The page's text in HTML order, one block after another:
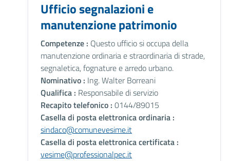
Ufficio segnalazioni e
manutenzione patrimonio
Competenze : Questo ufficio si occupa della
manutenzione ordinaria e straordinaria di strade,
segnaletica, fognature e arredo urbano.
Nominativo : Ing. Walter Borreani
Qualifica : Responsabile di servizio
Recapito telefonico : 0144/89015
Casella di posta elettronica ordinaria :
sindaco@comunevesime.it
Casella di posta elettronica certificata :
vesime@professionalpec.it